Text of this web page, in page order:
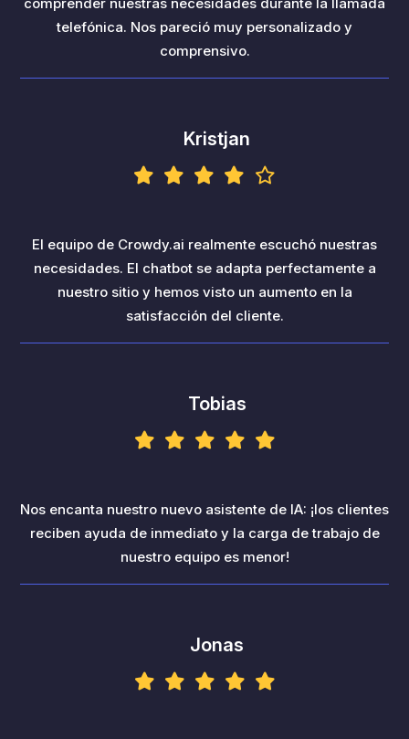
telefónica. Nos pareció muy personalizado y
comprensivo.
Kristjan
El equipo de Crowdy.ai realmente escuchó nuestras
necesidades. El chatbot se adapta perfectamente a
nuestro sitio y hemos visto un aumento en la
satisfacción del cliente.
Tobias
Nos encanta nuestro nuevo asistente de IA: ¡los clientes
reciben ayuda de inmediato y la carga de trabajo de
nuestro equipo es menor!
Jonas